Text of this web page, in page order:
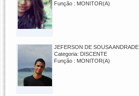
Função : MONITOR(A)
JEFERSON DE SOUSA ANDRADE
Categoria: DISCENTE
Função : MONITOR(A)